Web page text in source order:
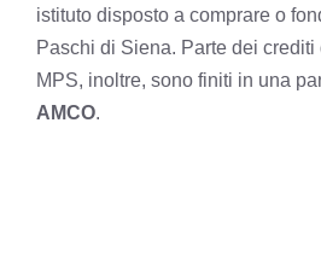
istituto disposto a comprare o
Paschi di Siena. Parte dei
MPS, inoltre, sono finiti in una
AMCO.